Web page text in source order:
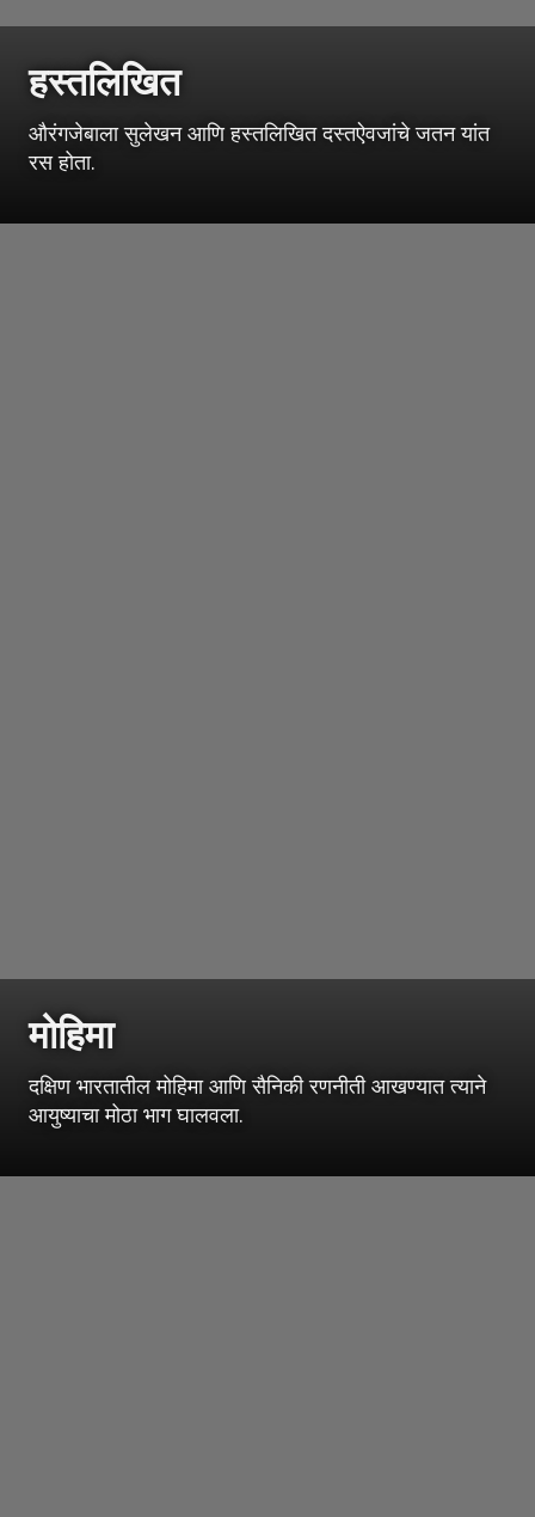
हस्तलिखित
औरंगजेबाला सुलेखन आणि हस्तलिखित दस्तऐवजांचे जतन यांत
रस होता.
मोहिमा
दक्षिण भारतातील मोहिमा आणि सैनिकी रणनीती आखण्यात त्याने
आयुष्याचा मोठा भाग घालवला.